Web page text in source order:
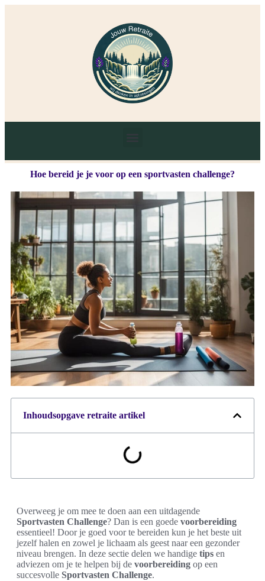
Hoe bereid je je voor op een sportvasten challenge?
Inhoudsopgave retraite artikel
Overweeg je om mee te doen aan een uitdagende
Sportvasten Challenge? Dan is een goede voorbereiding
essentieel! Door je goed voor te bereiden kun je het beste uit
jezelf halen en zowel je lichaam als geest naar een gezonder
niveau brengen. In deze sectie delen we handige tips en
adviezen om je te helpen bij de voorbereiding op een
succesvolle Sportvasten Challenge.